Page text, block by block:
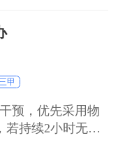
温度计测量，避
控制在510分
体温调节能力较
密切观
三甲
预，优先采用物
若持续2小时无缓